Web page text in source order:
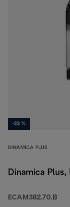
-33 %
DINAMICA PLUS
Dinamica Plus,
ECAM382.70.B